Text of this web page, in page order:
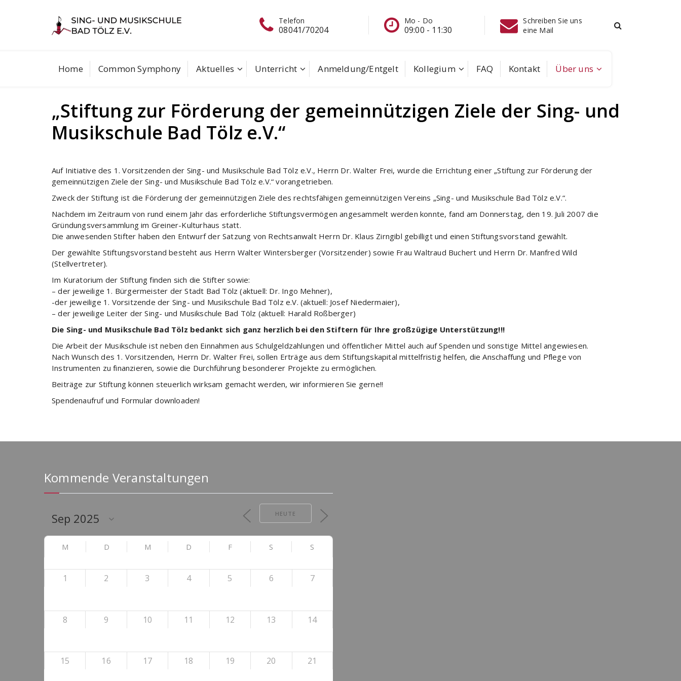
Sie uns eine
Instagram 08041/70204 09:00 - 11:30
Schreiben Sie uns
Instagram
Home Common Symphony Aktuelles Unterricht Anmeldung/Entgelt Kollegium FAQ Kontakt Über uns
„Stiftung zur Förderung der gemeinnützigen Ziele der Sing- und
Musikschule Bad Tölz e.V.“
Auf Initiative des 1. Vorsitzenden der Sing- und Musikschule Bad Tölz e.V., Herrn Dr. Walter Frei, wurde die Errichtung einer „Stiftung zur Förderung der
gemeinnützigen Ziele der Sing- und Musikschule Bad Tölz e.V.“ vorangetrieben.
Zweck der Stiftung ist die Förderung der gemeinnützigen Ziele des rechtsfähigen gemeinnützigen Vereins „Sing- und Musikschule Bad Tölz e.V.“.
Nachdem im Zeitraum von rund einem Jahr das erforderliche Stiftungsvermögen angesammelt werden konnte, fand am Donnerstag, den 19. Juli 2007 die
Gründungsversammlung im Greiner-Kulturhaus statt.
Die anwesenden Stifter haben den Entwurf der Satzung von Rechtsanwalt Herrn Dr. Klaus Zirngibl gebilligt und einen Stiftungsvorstand gewählt.
Der gewählte Stiftungsvorstand besteht aus Herrn Walter Wintersberger (Vorsitzender) sowie Frau Waltraud Buchert und Herrn Dr. Manfred Wild
(Stellvertreter).
Im Kuratorium der Stiftung finden sich die Stifter sowie:
– der jeweilige 1. Bürgermeister der Stadt Bad Tölz (aktuell: Dr. Ingo Mehner),
-der jeweilige 1. Vorsitzende der Sing- und Musikschule Bad Tölz e.V. (aktuell: Josef Niedermaier),
– der jeweilige Leiter der Sing- und Musikschule Bad Tölz (aktuell: Harald Roßberger)
Die Sing- und Musikschule Bad Tölz bedankt sich ganz herzlich bei den Stiftern für Ihre großzügige Unterstützung!!!
Die Arbeit der Musikschule ist neben den Einnahmen aus Schulgeldzahlungen und öffentlicher Mittel auch auf Spenden und sonstige Mittel angewiesen.
Nach Wunsch des 1. Vorsitzenden, Herrn Dr. Walter Frei, sollen Erträge aus dem Stiftungskapital mittelfristig helfen, die Anschaffung und Pflege von
Instrumenten zu finanzieren, sowie die Durchführung besonderer Projekte zu ermöglichen.
Beiträge zur Stiftung können steuerlich wirksam gemacht werden, wir informieren Sie gerne!!
Spendenaufruf und Formular downloaden!
Kommende Veranstaltungen
HEUTE
M D M D F S S
1 2 3 4 5 6 7
8 9 10 11 12 13 14
15 16 17 18 19 20 21